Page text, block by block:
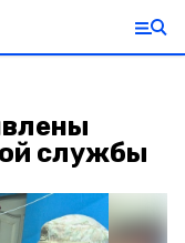
службы